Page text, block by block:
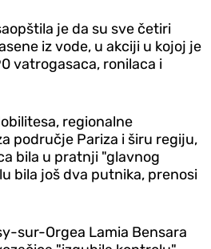
je da su sve četiri
iz vode, u akciji u kojoj je
vatrogasaca, ronilaca i
regionalne
područje Pariza i širu regiju,
bila u pratnji "glavnog
bila još dva putnika, prenosi
sur-Orgea Lamia Bensara